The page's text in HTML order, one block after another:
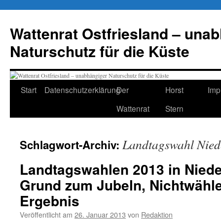
springen
Wattenrat Ostfriesland –
Naturschutz für die Küste
Start DatenschutzerklärungDer
Wattenrat
Horst
Stern
Schlagwort-Archiv: Landtagswahl
Landtagswahlen 2013 in
Grund zum Jubeln,
Ergebnis
Veröffentlicht am 26. Januar 2013 von Redaktion